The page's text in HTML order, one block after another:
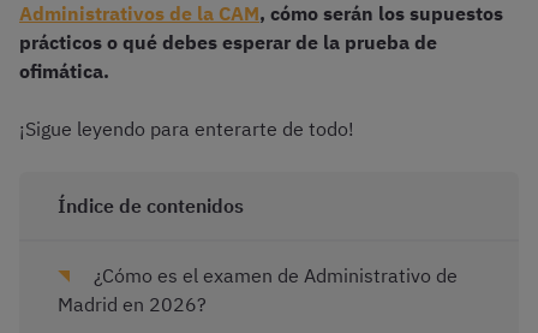
Administrativos de la CAM, cómo serán los supuestos
prácticos o qué debes esperar de la prueba de
ofimática.
¡Sigue leyendo para enterarte de todo!
Índice de contenidos
¿Cómo es el examen de Administrativo de
Madrid en 2026?